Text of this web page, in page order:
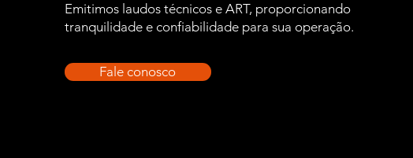
Emitimos laudos técnicos e ART, proporcionando
tranquilidade e confiabilidade para sua operação.
Fale conosco